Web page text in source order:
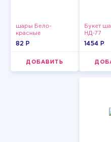
шары Бело-
красные
пастельные
82 P
ДОБАВИТЬ
Букет
НД-77
1454 P